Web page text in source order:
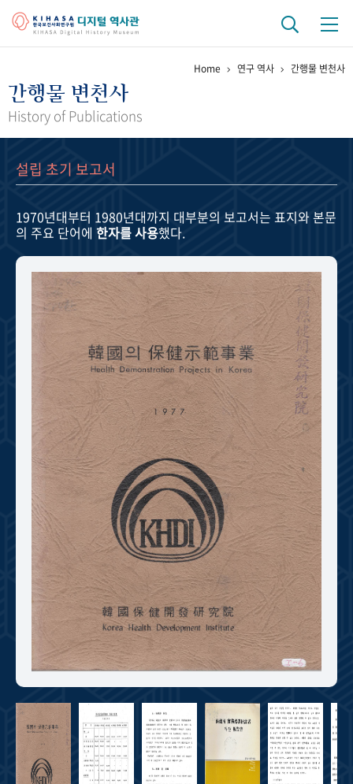
걸어온 길 기관 변천사
정책과 연구 키워드로 보는 연구 역사
연구자들
기록물 아카이브
사진 아카이브 문서 기록물 행정박물 영상 기록물
주년 기념
성과 50선 숫자로 보는 50년 50+1주년 광장
세계와 함께 한 KIHASA
VR 역사관
Home 연구 역사 간행물 변천사
간행물 변천사
History of Publications
설립 초기 보고서
1970년대부터 1980년대까지 대부분의 보고서는 표지와 본문
의 주요 단어에 한자를 사용했다.